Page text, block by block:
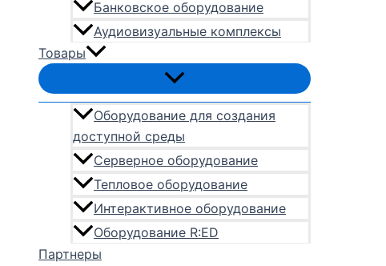
Банковское оборудование
Аудиовизуальные комплексы
Товары
Оборудование для создания
доступной среды
Серверное оборудование
Тепловое оборудование
Интерактивное оборудование
Оборудование R:ED
Партнеры